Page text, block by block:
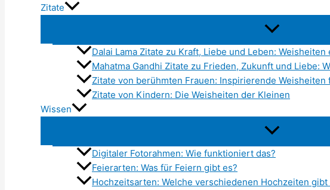
Zitate
Dalai Lama Zitate zu Kraft, Liebe und Leben:
Mahatma Gandhi Zitate zu Frieden, Zukunft und Liebe:
Zitate von berühmten Frauen: Inspirierende Weisheiten
Zitate von Kindern: Die Weisheiten der Kleinen
Wissen
Digitaler Fotorahmen: Wie funktioniert das?
Feierarten: Was für Feiern gibt es?
Hochzeitsarten: Welche verschiedenen Hochzeiten gibt